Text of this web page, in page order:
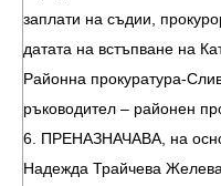
заплати на съдии,
датата на встъпване на
Районна прокуратура-
ръководител – районен
6. ПРЕНАЗНАЧАВА, на
Надежда Трайчева